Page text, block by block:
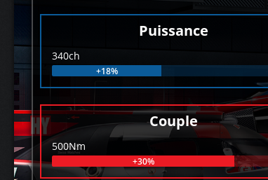
Puissance
340ch
+18%
Couple
500Nm
+30%